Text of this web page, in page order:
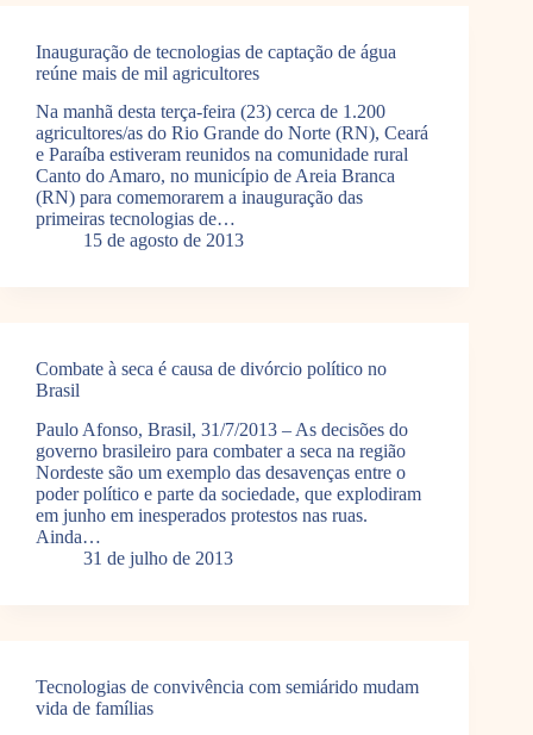
Inauguração de tecnologias de captação de água
reúne mais de mil agricultores
Na manhã desta terça-feira (23) cerca de 1.200
agricultores/as do Rio Grande do Norte (RN), Ceará
e Paraíba estiveram reunidos na comunidade rural
Canto do Amaro, no município de Areia Branca
(RN) para comemorarem a inauguração das
primeiras tecnologias de…
15 de agosto de 2013
Combate à seca é causa de divórcio político no
Brasil
Paulo Afonso, Brasil, 31/7/2013 – As decisões do
governo brasileiro para combater a seca na região
Nordeste são um exemplo das desavenças entre o
poder político e parte da sociedade, que explodiram
em junho em inesperados protestos nas ruas.
Ainda…
31 de julho de 2013
Tecnologias de convivência com semiárido mudam
vida de famílias